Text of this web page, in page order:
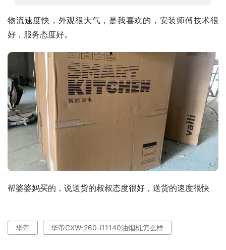
物流速度快，外观很大气，是我喜欢的，安装师傅技术很
好，服务态度好。
帮婆婆妈买的，说送货的叔叔态度很好，送货的速度很快
华帝 华帝CXW-260-i11140油烟机怎么样